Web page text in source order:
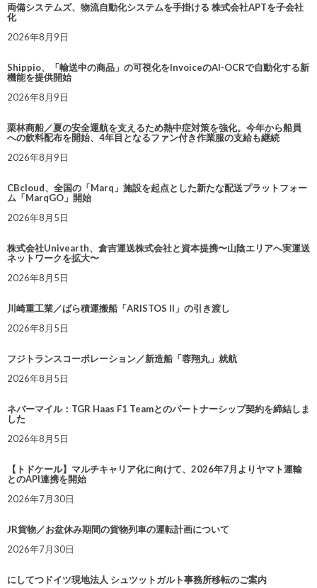
両備システムズ、物流自動化システムを手掛ける 株式会社APTを子会社
化
2026年8月9日
Shippio、「輸送中の商品」の可視化をInvoiceのAI-OCRで自動化する新
機能を提供開始
2026年8月9日
栗林商船／夏の安全運航を支えるため熱中症対策を強化。今年から船員
への飲料配布を開始、4年目となるファン付き作業服の支給も継続
2026年8月9日
CBcloud、全国の「Marq」施設を起点とした新たな配送プラットフォー
ム「MarqGO」開始
2026年8月5日
株式会社Univearth、倉吉運送株式会社と資本提携〜山陰エリアへ実運送
ネットワークを拡大〜
2026年8月5日
川崎重工業／ばら積運搬船「ARISTOS II」の引き渡し
2026年8月5日
フジトランスコーポレーション／新造船「蓉翔丸」就航
2026年8月5日
ネバーマイル：TGR Haas F1 Teamとのパートナーシップ契約を締結しま
した
2026年8月5日
【トドケール】マルチキャリア化に向けて、2026年7月よりヤマト運輸
とのAPI連携を開始
2026年7月30日
JR貨物／お盆休み期間の貨物列車の運転計画について
2026年7月30日
にしてつドイツ現地法人 シュツットガルト事務所移転のご案内